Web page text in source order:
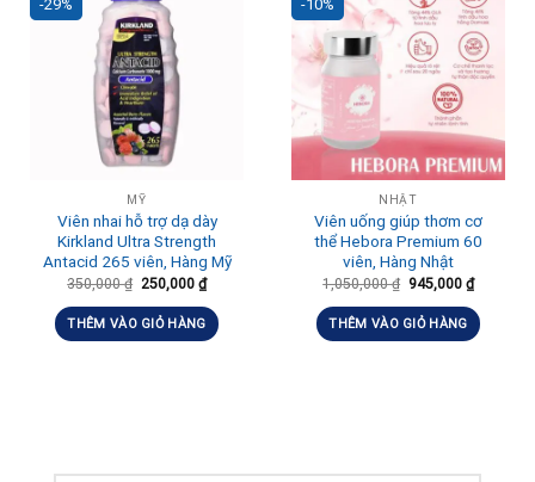
-29%
MỸ
Viên nhai hỗ trợ dạ dày
Kirkland Ultra Strength
Antacid 265 viên, Hàng Mỹ
350,000₫ 250,000 ₫
THÊM VÀO GIỎ HÀNG
-10%
NHẬT
Viên uống giúp thơm cơ
thể Hebora Premium 60
viên, Hàng Nhật
1,050,000₫ 945,000 ₫
THÊM VÀO GIỎ HÀNG